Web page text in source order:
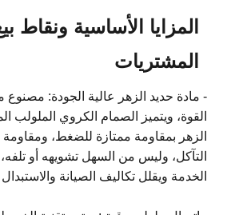
المزايا الأساسية ونقاط
المشتريات
- مادة حديد الزهر عالية الجودة: مصنوع
القوة، ويتميز الصمام الكروي الملولب
الزهر بمقاومة ممتازة للضغط،
التآكل، وليس من السهل تشويهه أو
الخدمة ويقلل تكاليف الصيانة